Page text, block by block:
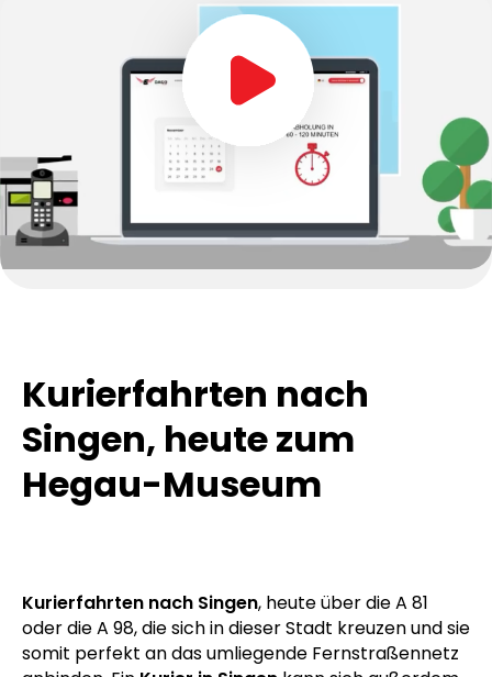
Unser Service
In 90S erklärt
Kurierfahrten nach
Hegau-Museum